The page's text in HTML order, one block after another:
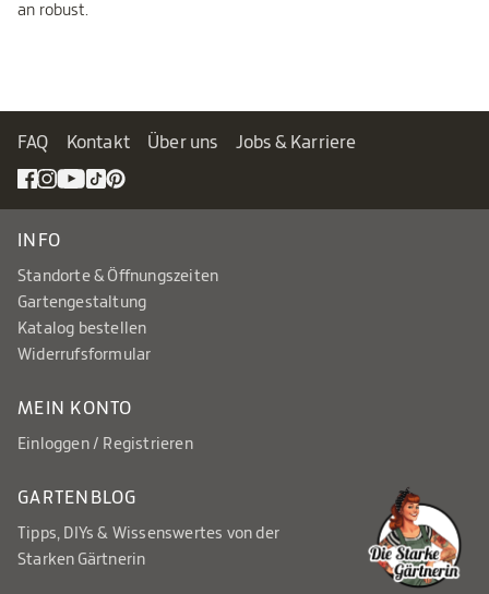
an robust.
FAQ Kontakt Über uns Jobs & Karriere
INFO
Standorte & Öffnungszeiten
Gartengestaltung
Katalog bestellen
Widerrufsformular
MEIN KONTO
Einloggen / Registrieren
GARTENBLOG
Tipps, DIYs & Wissenswertes von der
Starken Gärtnerin